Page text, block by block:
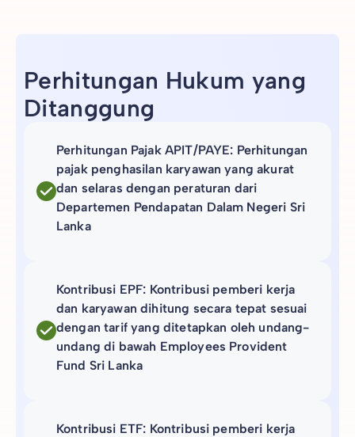
Perhitungan Hukum yang
Ditanggung
Perhitungan Pajak APIT/PAYE: Perhitungan
pajak penghasilan karyawan yang akurat
dan selaras dengan peraturan dari
Departemen Pendapatan Dalam Negeri Sri
Lanka
Kontribusi EPF: Kontribusi pemberi kerja
dan karyawan dihitung secara tepat sesuai
dengan tarif yang ditetapkan oleh undang-
undang di bawah Employees Provident
Fund Sri Lanka
Kontribusi ETF: Kontribusi pemberi kerja